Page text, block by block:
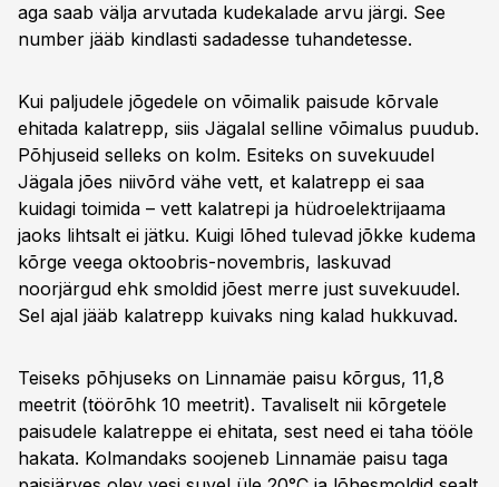
aga saab välja arvutada kudekalade arvu järgi. See
number jääb kindlasti sadadesse tuhandetesse.
Kui paljudele jõgedele on võimalik paisude kõrvale
ehitada kalatrepp, siis Jägalal selline võimalus puudub.
Põhjuseid selleks on kolm. Esiteks on suvekuudel
Jägala jões niivõrd vähe vett, et kalatrepp ei saa
kuidagi toimida – vett kalatrepi ja hüdroelektrijaama
jaoks lihtsalt ei jätku. Kuigi lõhed tulevad jõkke kudema
kõrge veega oktoobris-novembris, laskuvad
noorjärgud ehk smoldid jõest merre just suvekuudel.
Sel ajal jääb kalatrepp kuivaks ning kalad hukkuvad.
Teiseks põhjuseks on Linnamäe paisu kõrgus, 11,8
meetrit (töörõhk 10 meetrit). Tavaliselt nii kõrgetele
paisudele kalatreppe ei ehitata, sest need ei taha tööle
hakata. Kolmandaks soojeneb Linnamäe paisu taga